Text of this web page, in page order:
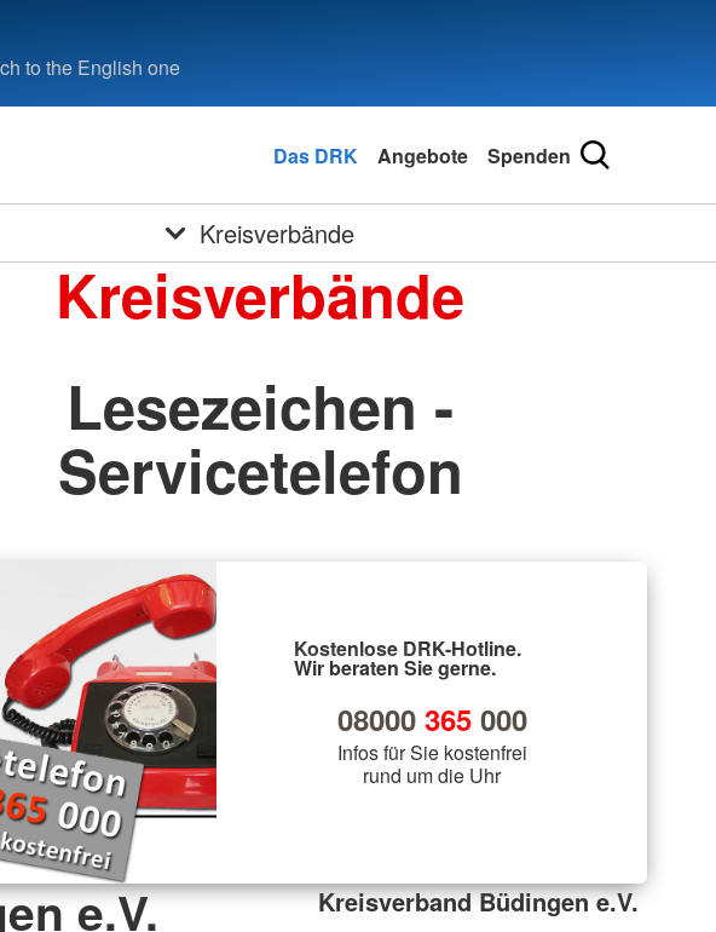
to the English one
Das DRK Angebote Spenden
Kreisverbände
Kreisverbände
Lesezeichen -
Servicetelefon
Kostenlose DRK-Hotline.
Wir beraten Sie gerne.
08000 365000
Infos für Sie kostenfrei
rund um die Uhr
e.V.
Kreisverband Büdingen e.V.